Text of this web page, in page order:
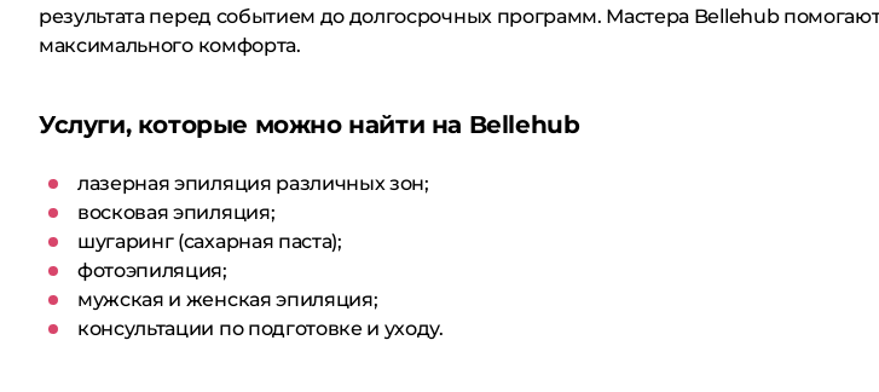
результата перед событием до долгосрочных программ. Мастера Bellehub
максимального комфорта.
Услуги, которые можно найти на Bellehub
лазерная эпиляция различных зон;
восковая эпиляция;
шугаринг (сахарная паста);
фотоэпиляция;
мужская и женская эпиляция;
консультации по подготовке и уходу.